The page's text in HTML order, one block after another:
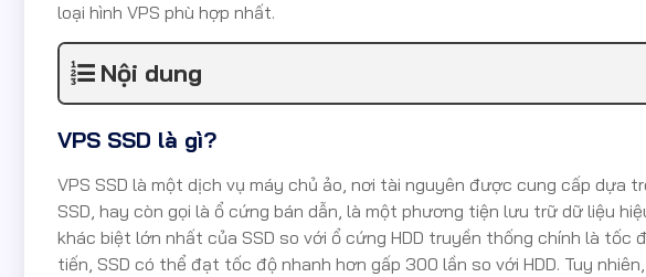
loại hình VPS phù hợp nhất.
Nội dung
VPS SSD là gì?
VPS SSD là một dịch vụ máy chủ ảo, nơi tài nguyên được cung cấp dựa
SSD, hay còn gọi là ổ cứng bán dẫn, là một phương tiện lưu trữ dữ liệu
khác biệt lớn nhất của SSD so với ổ cứng HDD truyền thống chính là tốc
tiến, SSD có thể đạt tốc độ nhanh hơn gấp 300 lần so với HDD. Tuy